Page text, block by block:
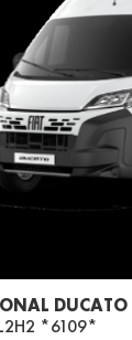
DUCATO
*6109*